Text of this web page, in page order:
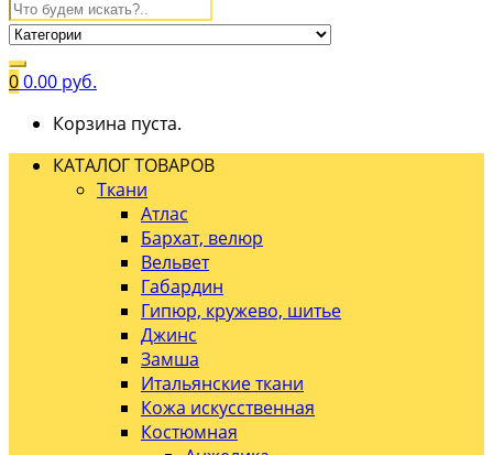
00.00 руб.
Корзина пуста.
КАТАЛОГ ТОВАРОВ
Ткани
Атлас
Бархат, велюр
Вельвет
Габардин
Гипюр, кружево, шитье
Джинс
Замша
Итальянские ткани
Кожа искусственная
Костюмная